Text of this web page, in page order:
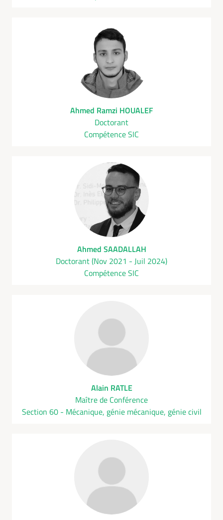
Ahmed Ramzi HOUALEF
Doctorant
Compétence SIC
Ahmed SAADALLAH
Doctorant (Nov 2021 - Juil 2024)
Compétence SIC
Alain RATLE
Maître de Conférence
Section 60 - Mécanique, génie mécanique, génie civil